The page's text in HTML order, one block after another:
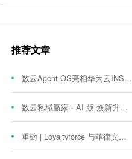
推荐文章
数云Agent OS亮相华为云INSPIRE创想者大会：以AI重构消费者运营与零售营销新范式
数云私域赢家 · AI 版 焕新升级！
重磅 | Loyaltyforce 与菲律宾零售巨头 SM 集团达成战略合作，携手开启 SMAC 会员数智化运营新征程